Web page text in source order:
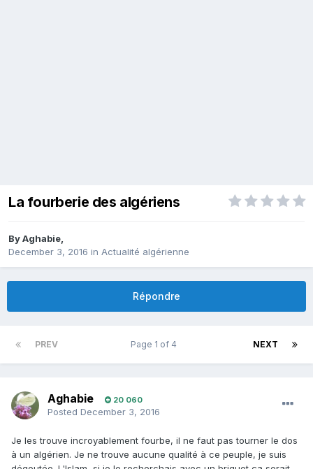
La fourberie des algériens
ByAghabie,
December 3, 2016 in Actualité algérienne
Répondre
PREV NEXT
Page 1 of 4
Aghabie 20 060
Posted December 3, 2016
Je les trouve incroyablement fourbe, il ne faut pas tourner le dos
à un algérien. Je ne trouve aucune qualité à ce peuple, je suis